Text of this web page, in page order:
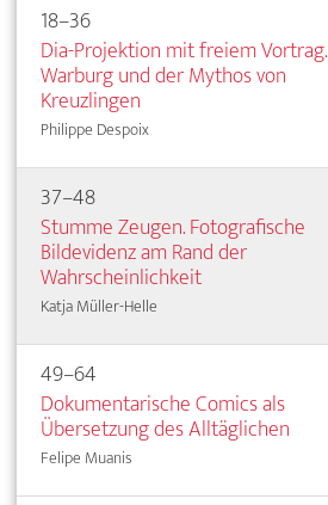
18–36
Dia-Projektion mit freiem Vortrag.
Warburg und der Mythos von
Kreuzlingen
Philippe Despoix
37–48
Stumme Zeugen. Fotografische
Bildevidenz am Rand der
Wahrscheinlichkeit
Katja Müller-Helle
49–64
Dokumentarische Comics als
Übersetzung des Alltäglichen
Felipe Muanis